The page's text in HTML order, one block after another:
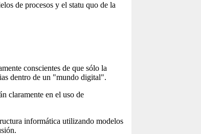
de procesos y el statu quo de la
conscientes de que sólo la
dentro de un "mundo digital".
claramente en el uso de
informática utilizando modelos